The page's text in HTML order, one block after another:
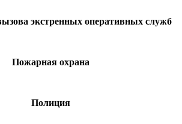
экстренных оперативных служб
Пожарная охрана
Полиция